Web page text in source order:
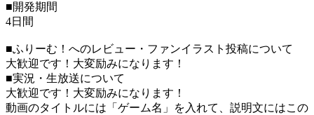
■開発期間
4日間
■ふりーむ！へのレビュー・ファンイラスト投稿について
大歓迎です！大変励みになります！
■実況・生放送について
大歓迎です！大変励みになります！
動画のタイトルには「ゲーム名」を入れて、説明文にはこの